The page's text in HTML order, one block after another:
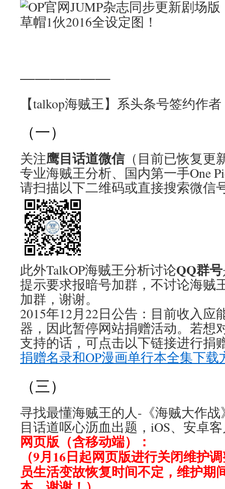
——————
【talkop海贼王】系头条号签约作者
（一）
关注鹰目话道微信（目前已恢复更
专业海贼王分析、国内第一手One
请扫描以下二维码或直接搜索微信
此外TalkOP海贼王分析讨论QQ群号
提示要求报暗号加群，不讨论海贼
加群，谢谢。
2015年12月22日公告：目前收入应
器，因此暂停网站捐赠活动。若想
支持的话，可点击以下链接进行捐
捐赠名录和OP漫画单行本全集下载
（三）
寻找最懂海贼王的人-《海贼大作
目话道呕心沥血出题，iOS、安卓
网页版（含移动端）：
（9月16日起网页版进行关闭维护
员生活变故恢复时间不定，维护期